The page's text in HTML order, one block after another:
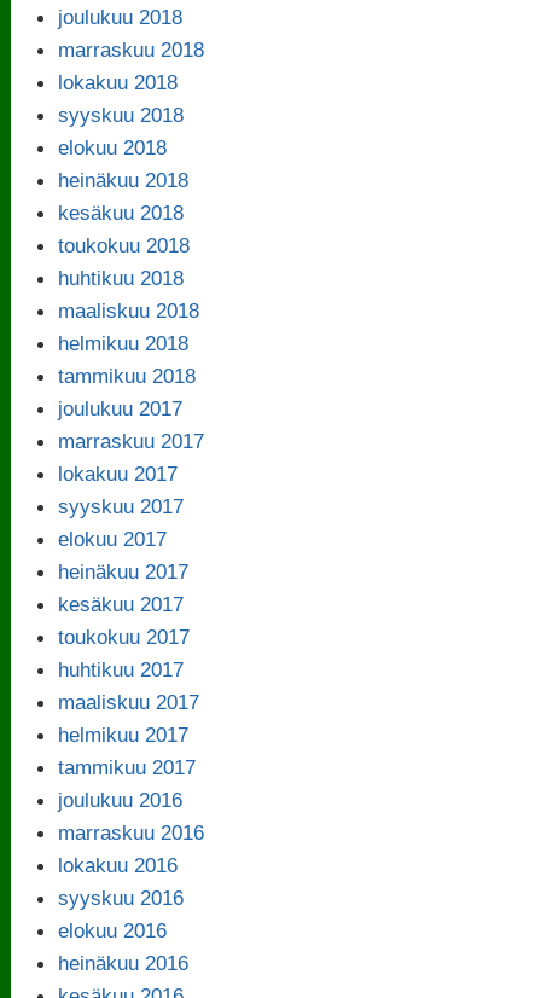
joulukuu 2018
marraskuu 2018
lokakuu 2018
syyskuu 2018
elokuu 2018
heinäkuu 2018
kesäkuu 2018
toukokuu 2018
huhtikuu 2018
maaliskuu 2018
helmikuu 2018
tammikuu 2018
joulukuu 2017
marraskuu 2017
lokakuu 2017
syyskuu 2017
elokuu 2017
heinäkuu 2017
kesäkuu 2017
toukokuu 2017
huhtikuu 2017
maaliskuu 2017
helmikuu 2017
tammikuu 2017
joulukuu 2016
marraskuu 2016
lokakuu 2016
syyskuu 2016
elokuu 2016
heinäkuu 2016